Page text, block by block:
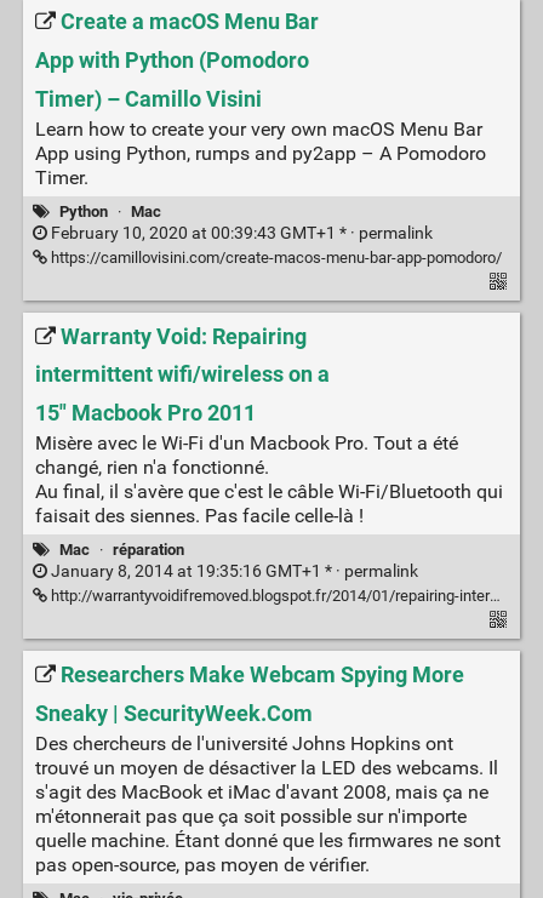
Create a macOS Menu Bar
App with Python (Pomodoro
Timer) – Camillo Visini
Learn how to create your very own macOS Menu Bar
App using Python, rumps and py2app – A Pomodoro
Timer.
Python · Mac
February 10, 2020 at 00:39:43 GMT+1 * · permalink
https://camillovisini.com/create-macos-menu-bar-app-pomodoro/
Warranty Void: Repairing
intermittent wifi/wireless on a
15" Macbook Pro 2011
Misère avec le Wi-Fi d'un Macbook Pro. Tout a été
changé, rien n'a fonctionné.
Au final, il s'avère que c'est le câble Wi-Fi/Bluetooth qui
faisait des siennes. Pas facile celle-là !
Mac · réparation
January 8, 2014 at 19:35:16 GMT+1 * · permalink
http://warrantyvoidifremoved.blogspot.fr/2014/01/repairing-intermittent-wifiwireless-on.html
Researchers Make Webcam Spying More
Sneaky | SecurityWeek.Com
Des chercheurs de l'université Johns Hopkins ont
trouvé un moyen de désactiver la LED des webcams. Il
s'agit des MacBook et iMac d'avant 2008, mais ça ne
m'étonnerait pas que ça soit possible sur n'importe
quelle machine. Étant donné que les firmwares ne sont
pas open-source, pas moyen de vérifier.